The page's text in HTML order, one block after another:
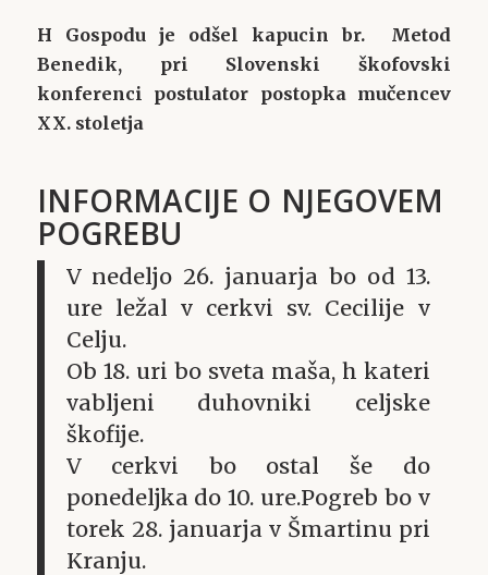
H Gospodu je odšel kapucin br. Metod
Benedik, pri Slovenski škofovski
konferenci postulator postopka mučencev
XX. stoletja
INFORMACIJE O NJEGOVEM
POGREBU
V nedeljo 26. januarja bo od 13.
ure ležal v cerkvi sv. Cecilije v
Celju.
Ob 18. uri bo sveta maša, h kateri
vabljeni duhovniki celjske
škofije.
V cerkvi bo ostal še do
ponedeljka do 10. ure.Pogreb bo v
torek 28. januarja v Šmartinu pri
Kranju.